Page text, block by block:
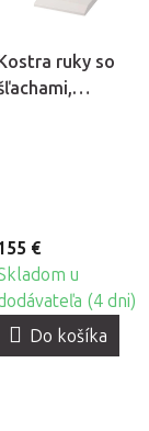
Kostra ruky so
€
u
(4 dni)
Do košíka